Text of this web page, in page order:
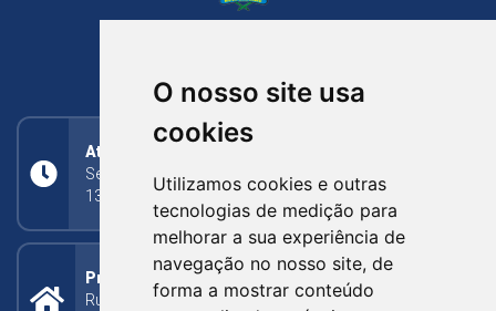
O nosso site usa
cookies
Utilizamos cookies e outras
tecnologias de medição para
melhorar a sua experiência de
navegação no nosso site, de
forma a mostrar conteúdo
Atendimento
Segunda a Sexta: 8h às 11h30min (manhã);
13h30min às 17h (tarde)
Prefeitura Municipal
Rua Silva Jardim, 505 - Bairro Centro - CEP: 95340-